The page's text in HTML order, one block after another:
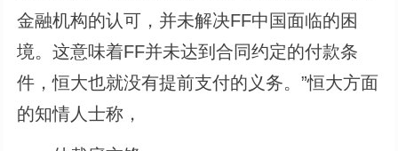
金融机构的认可，并未解决FF中国面临的困
境。这意味着FF并未达到合同约定的付款条
件，恒大也就没有提前支付的义务。”恒大方面
的知情人士称，